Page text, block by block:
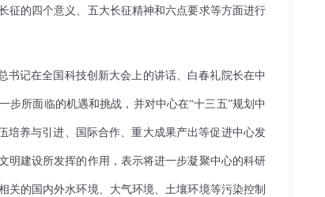
征的四个意义、五大长征精神和六点要求等方面进行
记在全国科技创新大会上的讲话、白春礼院长在中
所面临的机遇和挑战，并对中心在“十三五”规划中
培养与引进、国际合作、重大成果产出等促进中心发
明建设所发挥的作用，表示将进一步凝聚中心的科研
的国内外水环境、大气环境、土壤环境等污染控制